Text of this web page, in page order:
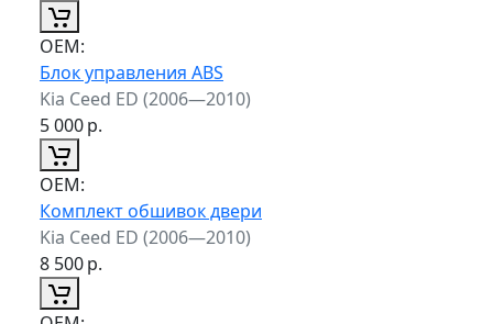
ОЕМ:
Блок управления ABS
Kia Ceed ED (2006—2010)
5 000р.
ОЕМ:
Комплект обшивок двери
Kia Ceed ED (2006—2010)
8 500р.